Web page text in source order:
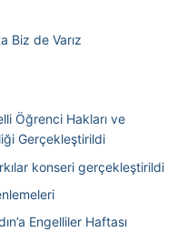
Biz de Varız
Öğrenci Hakları ve
Gerçekleştirildi
konseri gerçekleştirildi
Engelliler Haftası